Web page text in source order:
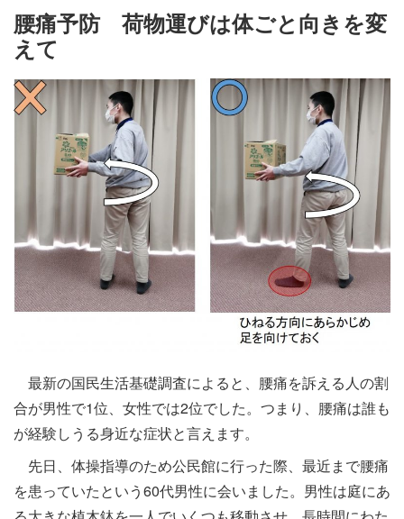
アクセス
腰痛予防 荷物運びは体ごと向きを変
えて
最新の国民生活基礎調査によると、腰痛を訴える人の割
合が男性で1位、女性では2位でした。つまり、腰痛は誰も
が経験しうる身近な症状と言えます。
先日、体操指導のため公民館に行った際、最近まで腰痛
を患っていたという60代男性に会いました。男性は庭にあ